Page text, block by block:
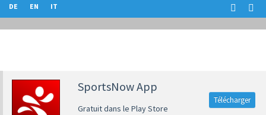
DE EN IT
SportsNow App
Gratuit dans le Play Store
Télécharger